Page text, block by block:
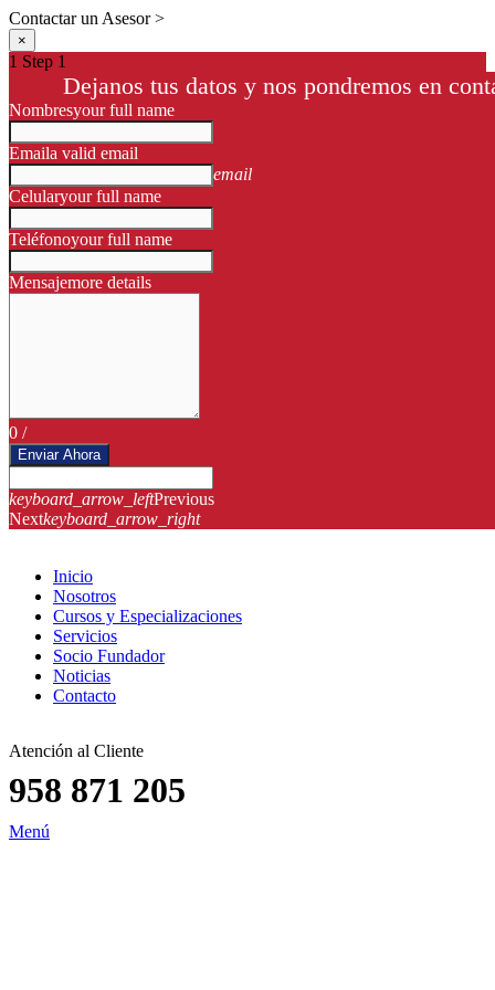
Contactar un Asesor >
×
1 Step 1
Dejanos tus datos y nos pondremos en
Nombresyour full name
Emaila valid email
email
Celularyour full name
Teléfonoyour full name
Mensajemore details
0 /
Enviar Ahora
keyboard_arrow_leftPrevious
Nextkeyboard_arrow_right
Inicio
Nosotros
Cursos y Especializaciones
Servicios
Socio Fundador
Noticias
Contacto
Atención al Cliente
958 871 205
Menú